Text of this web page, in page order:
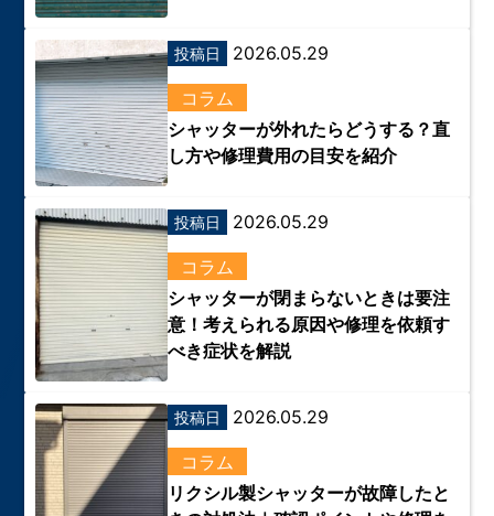
投稿日 2026.05.29
コラム
シャッターが外れたらどうする？直
し方や修理費用の目安を紹介
投稿日 2026.05.29
コラム
シャッターが閉まらないときは要注
意！考えられる原因や修理を依頼す
べき症状を解説
投稿日 2026.05.29
コラム
リクシル製シャッターが故障したと